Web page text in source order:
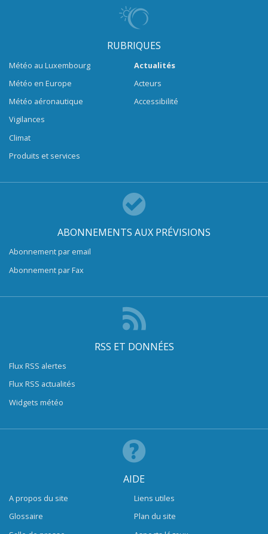
RUBRIQUES
Météo au Luxembourg
Météo en Europe
Météo aéronautique
Vigilances
Climat
Produits et services
Actualités
Acteurs
Accessibilité
ABONNEMENTS AUX PRÉVISIONS
Abonnement par email
Abonnement par Fax
RSS ET DONNÉES
Flux RSS alertes
Flux RSS actualités
Widgets météo
AIDE
A propos du site
Glossaire
Liens utiles
Plan du site